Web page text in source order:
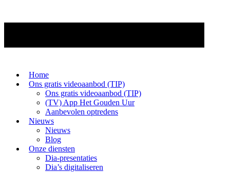
Home
Ons gratis videoaanbod (TIP)
Ons gratis videoaanbod (TIP)
(TV) App Het Gouden Uur
Aanbevolen optredens
Nieuws
Nieuws
Blog
Onze diensten
Dia-presentaties
Dia’s digitaliseren